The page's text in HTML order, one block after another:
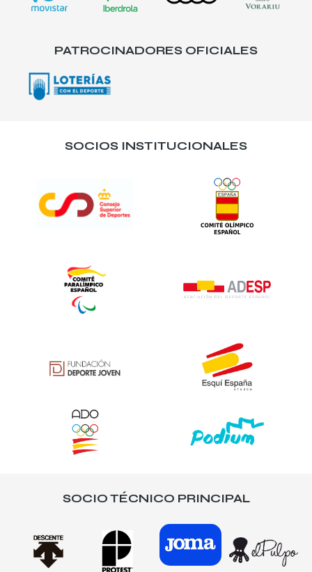
PATROCINADORES OFICIALES
SOCIOS INSTITUCIONALES
SOCIO TÉCNICO PRINCIPAL